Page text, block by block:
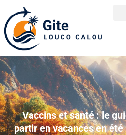
Vaccins et santé : le
partir en vacances en été